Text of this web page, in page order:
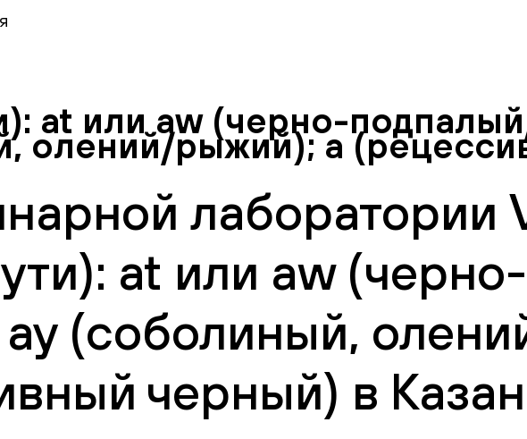
at или aw (черно-
олений/рыжий); a
лаборатории
at или aw
ay (соболиный,
черный) в